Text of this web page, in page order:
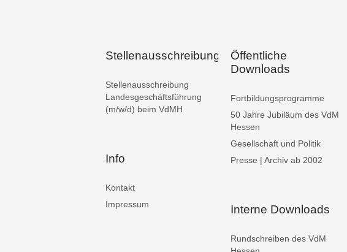
Stellenausschreibungen
Stellenausschreibung
Landesgeschäftsführung
(m/w/d) beim VdMH
Info
Kontakt
Impressum
Öffentliche
Downloads
Fortbildungsprogramme
50 Jahre Jubiläum des VdM
Hessen
Gesellschaft und Politik
Presse | Archiv ab 2002
Interne Downloads
Rundschreiben des VdM